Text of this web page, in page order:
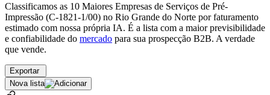
Classificamos as 10 Maiores Empresas de Serviços de Pré-
Impressão (C-1821-1/00) no Rio Grande do Norte por faturamento
estimado com nossa própria IA. É a lista com a maior previsibilidade
e confiabilidade do mercado para sua prospecção B2B. A verdade
que vende.
Exportar
Nova lista